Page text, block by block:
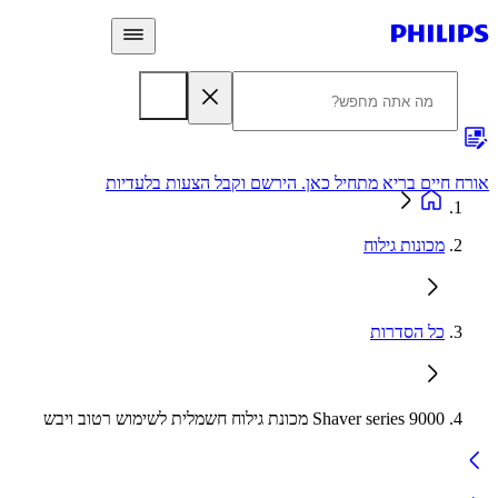
חיים בריא מתחיל כאן. הירשם וקבל הצעות בלעדיות
מכונות גילוח
כל הסדרות
Shaver series 9000 מכונת גילוח חשמלית לשימוש רטוב ויבש